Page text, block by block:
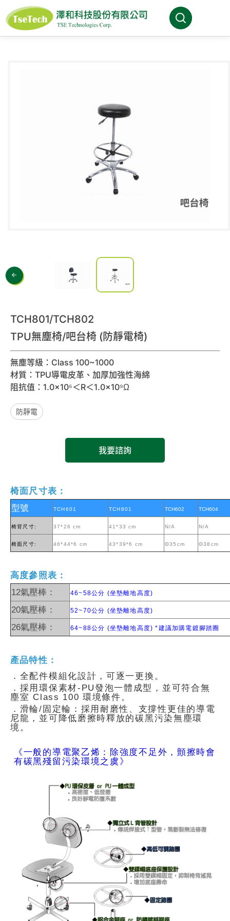
澤和科技有限公司
繁體中文
TCH801/TCH802
TPU無塵椅/吧台椅 (防靜電椅)
無塵等級：Class 100~1000
材質：TPU導電皮革、加厚加強性海綿
阻抗值：1.0×10⁶＜R＜1.0×10⁹Ω
防靜電
我要諮詢
椅面尺寸表：
型號
TCH601 TCH801 TCH602 TCH604
椅背尺寸: 37*26 cm 41*33 cm N/A N/A
椅面尺寸: 46*44*6 cm 43*39*6 cm Θ35cm Θ38cm
高度參照表：
12氣壓棒：
46~58公分 (坐墊離地高度)
20氣壓棒： 52~70公分 (坐墊離地高度)
26氣壓棒： 64~88公分 (坐墊離地高度) *建議加購電鍍腳踏圈
產品特性：
．全配件模組化設計，可逐一更換。
．採用環保素材-PU發泡一體成型，並可符合無
塵室 Class 100 環境條件。
．滑輪/固定輪：採用耐磨性、支撐性更佳的導電
尼龍，並可降低磨擦時釋放的碳黑污染無塵環
境。
《一般的導電聚乙烯：除強度不足外，顫擦時會
有碳黑殘留污染環境之虞》